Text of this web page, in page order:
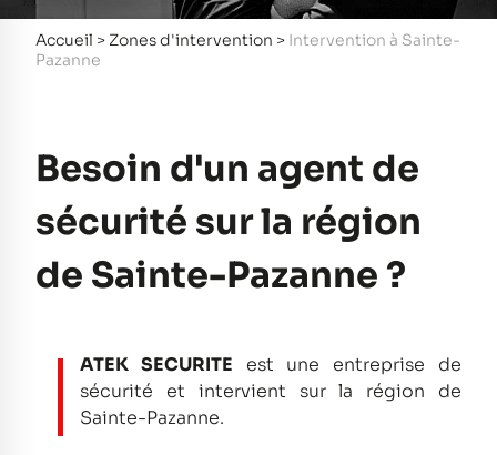
Accueil > Zones d'intervention > Intervention à Sainte-
Pazanne
Besoin d'un agent de
sécurité sur la région
de Sainte-Pazanne ?
ATEK SECURITE est une entreprise de
sécurité et intervient sur la région de
Sainte-Pazanne.